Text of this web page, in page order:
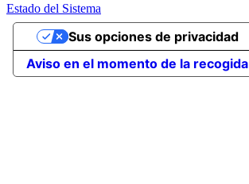
Estado del Sistema
Aviso en el momento de la recogida
Sus opciones de privacidad